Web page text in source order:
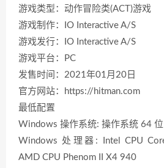
游戏类型：动作冒险类(ACT)游戏
游戏制作：IO Interactive A/S
游戏发行：IO Interactive A/S
游戏平台：PC
发售时间：2021年01月20日
官方网站：https://hitman.com
最低配置
Windows 操作系统: 操作系统 64
Windows 处理器: Intel CPU
AMD CPU Phenom II X4 940